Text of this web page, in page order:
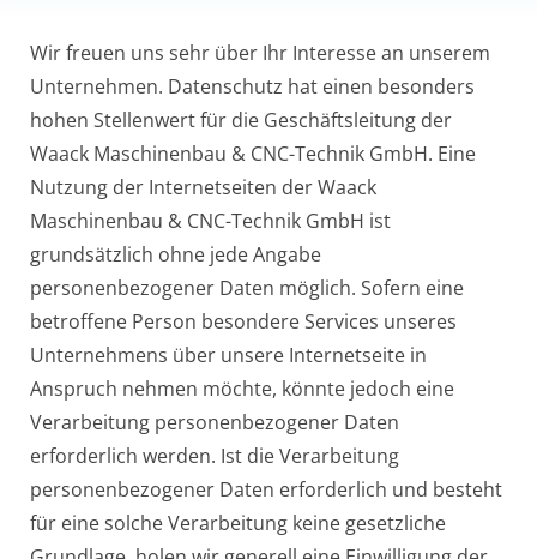
Wir freuen uns sehr über Ihr Interesse an unserem
Unternehmen. Datenschutz hat einen besonders
hohen Stellenwert für die Geschäftsleitung der
Waack Maschinenbau & CNC-Technik GmbH. Eine
Nutzung der Internetseiten der Waack
Maschinenbau & CNC-Technik GmbH ist
grundsätzlich ohne jede Angabe
personenbezogener Daten möglich. Sofern eine
betroffene Person besondere Services unseres
Unternehmens über unsere Internetseite in
Anspruch nehmen möchte, könnte jedoch eine
Verarbeitung personenbezogener Daten
erforderlich werden. Ist die Verarbeitung
personenbezogener Daten erforderlich und besteht
für eine solche Verarbeitung keine gesetzliche